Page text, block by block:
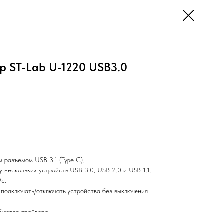
ST-Lab U-1220 USB3.0
USB 3.1 (Type C).
устройств USB 3.0, USB 2.0 и USB 1.1.
отключать устройства без выключения